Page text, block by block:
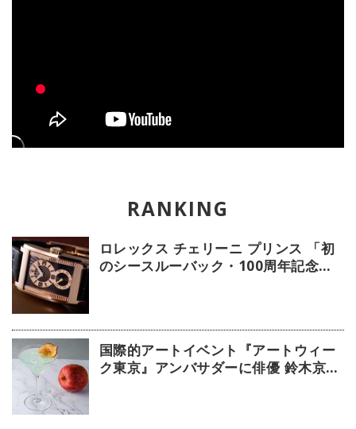
ロレックス チェリーニ プリンス 「初
のシースルーバック・100周年記念モ
国際的アートイベント『アートウィー
ク東京』アンバサダーに俳優 鈴木京香